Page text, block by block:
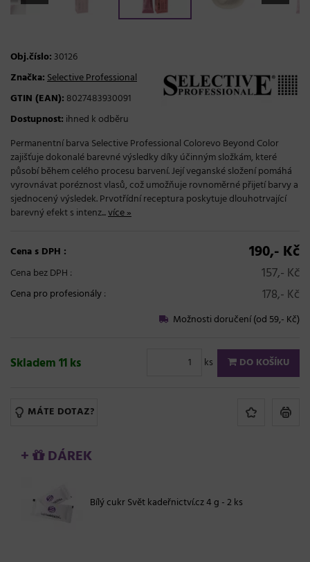
Obj.číslo: 30126
Značka:Selective Professional
GTIN (EAN): 8027483930091
Dostupnost: ihned k odběru
Permanentní barva Selective Professional Colorevo Beyond Color
zajišťuje dokonalé barevné výsledky díky účinným složkám, které
působí během celého procesu barvení. Její veganské složení pomáhá
vyrovnávat poréznost vlasů, což umožňuje rovnoměrné přijetí barvy a
sjednocený výsledek. Prvotřídní receptura poskytuje dlouhotrvající
barevný efekt s intenz...více »
Cena s DPH : 190,- Kč
Cena bez DPH : 157,- Kč
Cena pro profesionály: 178,- Kč
Možnosti doručení (od 59,- Kč)
Skladem 11 ks ks DO KOŠÍKU
MÁTE DOTAZ?
+ DÁREK
Bílý cukr Svět kadeřnictví.cz 4 g - 2 ks